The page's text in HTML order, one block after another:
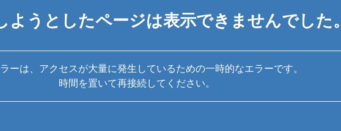
ようとしたページは表示できませんでした。
ーは、アクセスが大量に発生しているための一時的なエラーです。
時間を置いて再接続してください。